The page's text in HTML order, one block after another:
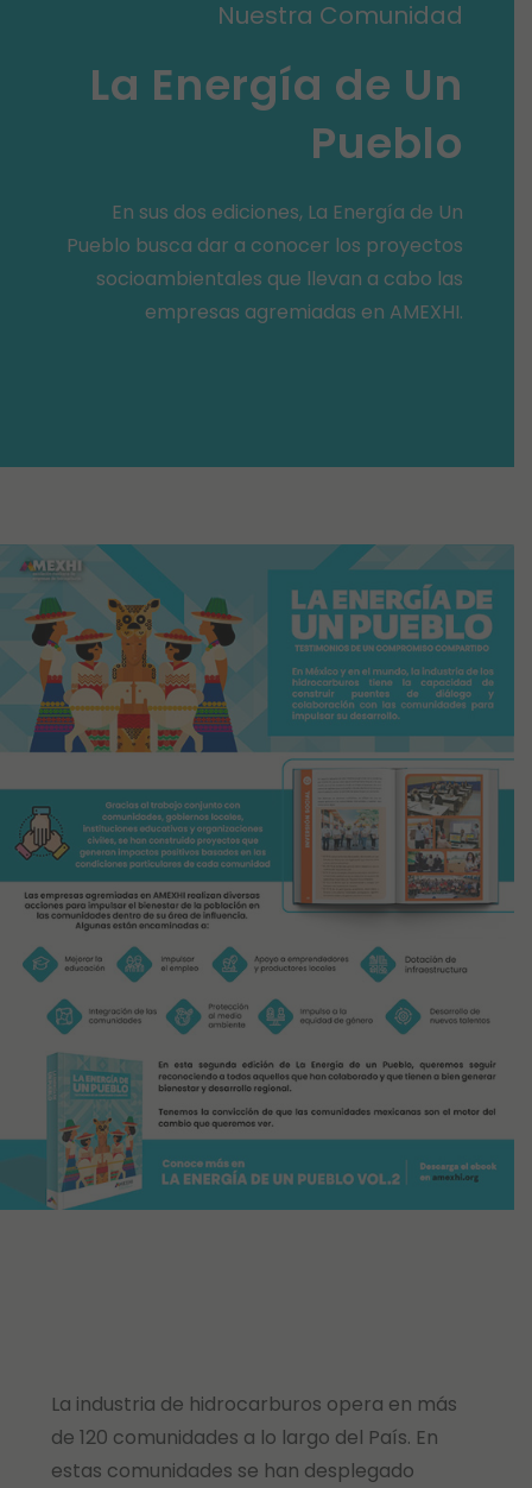
Nuestra Comunidad
La Energía de Un
Pueblo
En sus dos ediciones, La Energía de Un
Pueblo busca dar a conocer los proyectos
socioambientales que llevan a cabo las
empresas agremiadas en AMEXHI.
La industria de hidrocarburos opera en más
de 120 comunidades a lo largo del País. En
estas comunidades se han desplegado